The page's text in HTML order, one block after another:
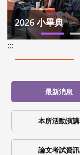
2026 小畢典
:::
最新消息
本所活動演講
論文考試資訊